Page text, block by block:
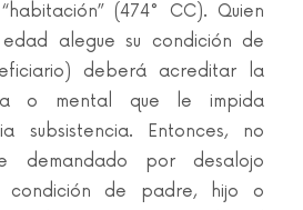
(474° CC). Quien
alegue su condición de
deberá acreditar la
o mental que le impida
subsistencia. Entonces, no
demandado por desalojo
condición de padre, hijo o